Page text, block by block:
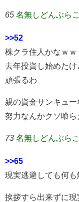
65 名無しどんぶらこ
>>52
株クラ住人かなｗｗ
去年投資し始めた
頑張るわ
親の資金サンキュ
努力なんかクソ喰ら
73 名無しどんぶらこ
>>65
現実逃避しても何
挨拶すら出来ずに